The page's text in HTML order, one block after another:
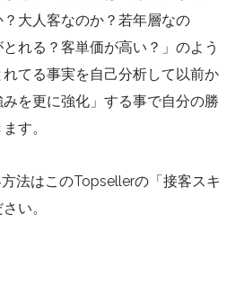
大人客なのか？若年層なの
れる？客単価が高い？」のよう
てる事実を自己分析して以前か
を更に強化」する事で自分の勝
す。
法はこのTopsellerの「接客スキ
い。